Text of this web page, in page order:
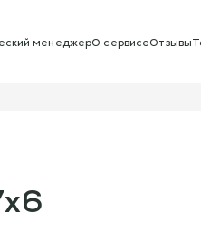
менеджерО сервисеОтзывы